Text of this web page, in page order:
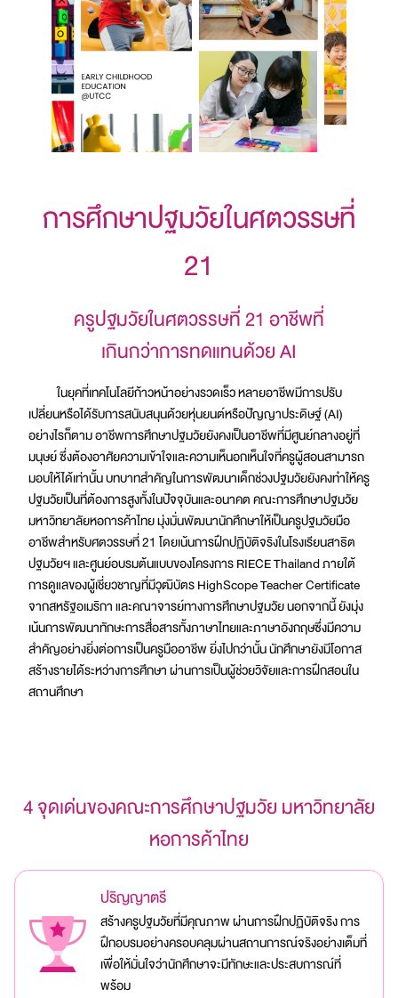
การศึกษาปฐมวัยในศตวรรษที่
21
ครูปฐมวัยในศตวรรษที่ 21 อาชีพที่
เกินกว่าการทดแทนด้วย AI
ในยุคที่เทคโนโลยีก้าวหน้าอย่างรวดเร็ว หลายอาชีพมีการปรับ
เปลี่ยนหรือได้รับการสนับสนุนด้วยหุ่นยนต์หรือปัญญาประดิษฐ์ (AI)
อย่างไรก็ตาม อาชีพการศึกษาปฐมวัยยังคงเป็นอาชีพที่มีศูนย์กลางอยู่ที่
มนุษย์ ซึ่งต้องอาศัยความเข้าใจและความเห็นอกเห็นใจที่ครูผู้สอนสามารถ
มอบให้ได้เท่านั้น บทบาทสำคัญในการพัฒนาเด็กช่วงปฐมวัยยังคงทำให้ครู
ปฐมวัยเป็นที่ต้องการสูงทั้งในปัจจุบันและอนาคต คณะการศึกษาปฐมวัย
มหาวิทยาลัยหอการค้าไทย มุ่งมั่นพัฒนานักศึกษาให้เป็นครูปฐมวัยมือ
อาชีพสำหรับศตวรรษที่ 21 โดยเน้นการฝึกปฏิบัติจริงในโรงเรียนสาธิต
ปฐมวัยฯ และศูนย์อบรมต้นแบบของโครงการ RIECE Thailandภายใต้
การดูแลของผู้เชี่ยวชาญที่มีวุฒิบัตรHighScopeTeacher Certificate
จากสหรัฐอเมริกา และคณาจารย์ทางการศึกษาปฐมวัยนอกจากนี้ ยังมุ่ง
เน้นการพัฒนาทักษะการสื่อสารทั้งภาษาไทยและภาษาอังกฤษซึ่งมีความ
สำคัญอย่างยิ่งต่อการเป็นครูมืออาชีพ ยิ่งไปกว่านั้น นักศึกษายังมีโอกาส
สร้างรายได้ระหว่างการศึกษา ผ่านการเป็นผู้ช่วยวิจัยและการฝึกสอนใน
สถานศึกษา
4 จุดเด่นของคณะการศึกษาปฐมวัย มหาวิทยาลัย
หอการค้าไทย
ปริญญาตรี
สร้างครูปฐมวัยที่มีคุณภาพ ผ่านการฝึกปฏิบัติจริง การ
ฝึกอบรมอย่างครอบคลุมผ่านสถานการณ์จริงอย่างเต็มที่
เพื่อให้มั่นใจว่านักศึกษาจะมีทักษะและประสบการณ์ที่
พร้อม